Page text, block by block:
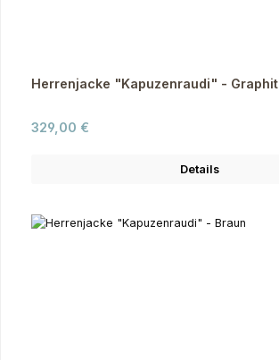
Herrenjacke "Kapuzenraudi" - Graphit
Regulärer Preis:
329,00 €
Details